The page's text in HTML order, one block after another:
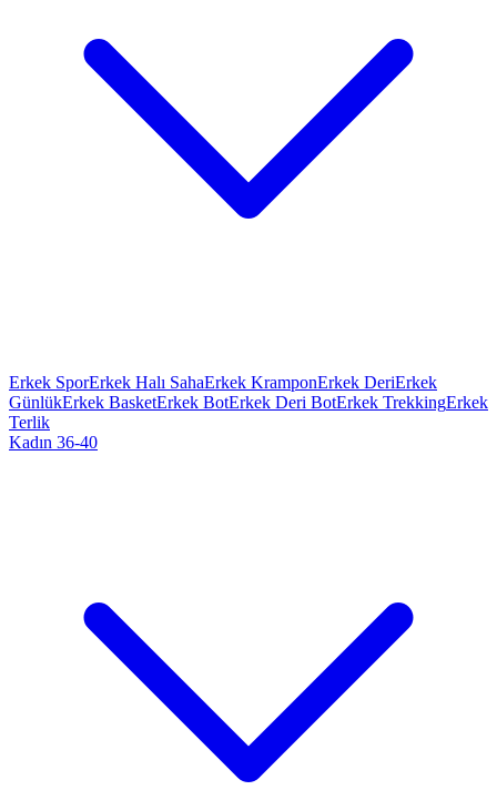
Erkek SporErkek Halı SahaErkek KramponErkek DeriErkek
GünlükErkek BasketErkek BotErkek Deri BotErkek TrekkingErkek
Terlik
Kadın 36-40